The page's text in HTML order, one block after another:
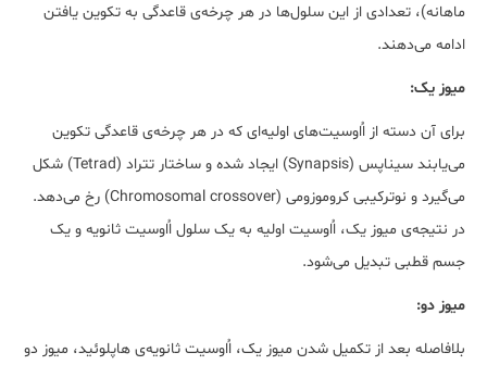
ماهانه)، تعدادی از این سلول‌ها در هر چرخه‌ی قاعدگی به تکوین یافتن
ادامه می‌دهند.
میوز یک:
برای آن دسته از اُاوسیت‌های اولیه‌ای که در هر چرخه‌ی قاعدگی تکوین
می‌یابند سیناپس (Synapsis) ایجاد شده و ساختار تتراد (Tetrad) شکل
می‌گیرد و نوترکیبی کروموزومی (Chromosomal crossover) رخ می‌دهد.
در نتیجه‌ی میوز یک، اُاوسیت اولیه به یک سلول اُاوسیت ثانویه و یک
جسم قطبی تبدیل می‌شود.
میوز دو:
بلافاصله بعد از تکمیل شدن میوز یک، اُاوسیت ثانویه‌ی هاپلوئید، میوز دو